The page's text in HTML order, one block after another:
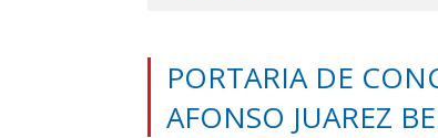
PORTARIA DE
AFONSO JUAREZ